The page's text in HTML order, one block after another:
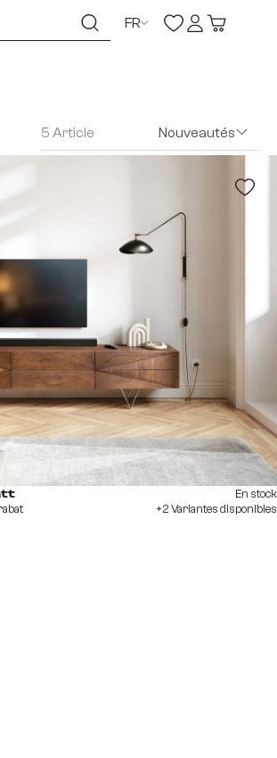
FR
5 Article Nouveautés
En stock
+2 Variantes disponibles